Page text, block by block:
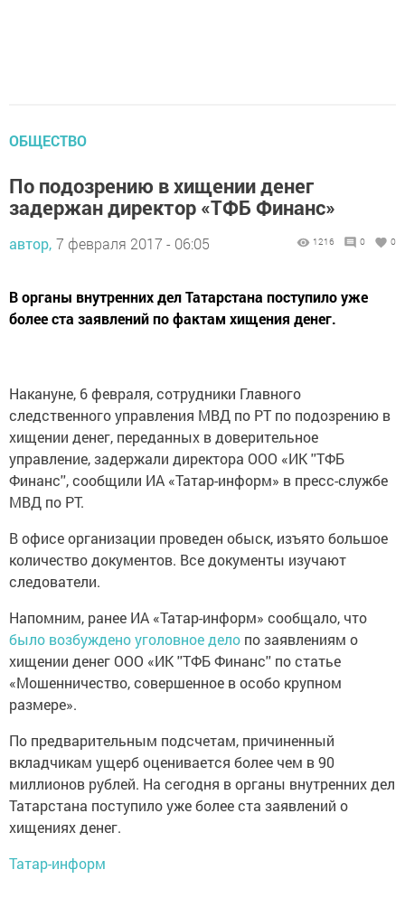
ОБЩЕСТВО
По подозрению в хищении денег
задержан директор «ТФБ Финанс»
автор, 7 февраля 2017 - 06:05 1216 0 0
В органы внутренних дел Татарстана поступило уже
более ста заявлений по фактам хищения денег.
Накануне, 6 февраля, сотрудники Главного
следственного управления МВД по РТ по подозрению в
хищении денег, переданных в доверительное
управление, задержали директора ООО «ИК ''ТФБ
Финанс'', сообщили ИА «Татар-информ» в пресс-службе
МВД по РТ.
В офисе организации проведен обыск, изъято большое
количество документов. Все документы изучают
следователи.
Напомним, ранее ИА «Татар-информ» сообщало, что
было возбуждено уголовное дело по заявлениям о
хищении денег ООО «ИК ''ТФБ Финанс'' по статье
«Мошенничество, совершенное в особо крупном
размере».
По предварительным подсчетам, причиненный
вкладчикам ущерб оценивается более чем в 90
миллионов рублей. На сегодня в органы внутренних дел
Татарстана поступило уже более ста заявлений о
хищениях денег.
Татар-информ